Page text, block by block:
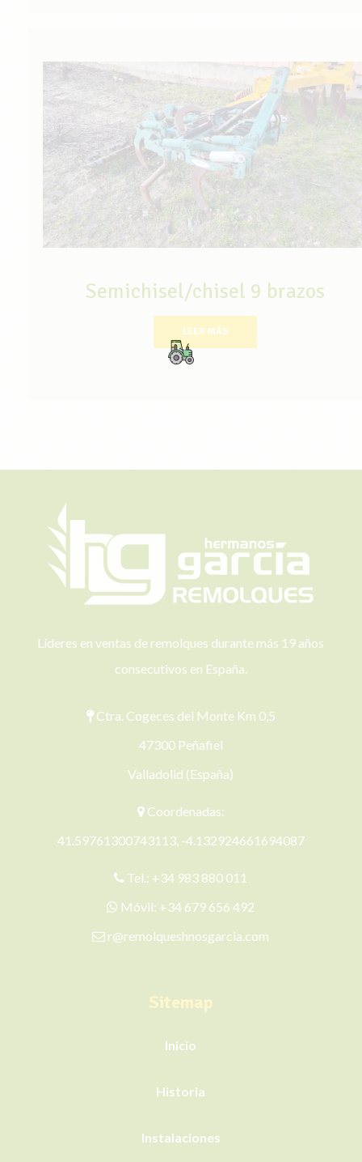
Semichisel/chisel 9 brazos
LEER MÁS
Líderes en ventas de remolques durante más 19 años
consecutivos en España.
Ctra. Cogeces del Monte Km 0,5
47300 Peñafiel
Valladolid (España)
Coordenadas:
41.59761300743113, -4.132924661694087
Tel.: +34 983 880 011
Móvil: +34 679 656 492
r@remolqueshnosgarcia.com
Sitemap
Inicio
Historia
Instalaciones